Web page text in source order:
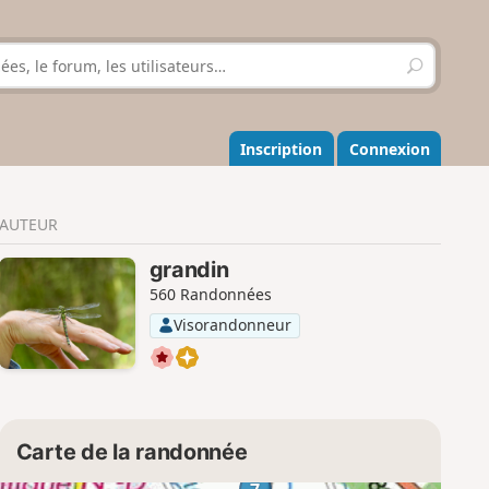
R
e
h
e
r
r
Inscription Connexion
AUTEUR
grandin
560 Randonnées
Visorandonneur
Carte de la randonnée